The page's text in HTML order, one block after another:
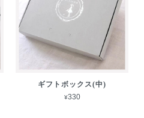
ギフトボックス(中)
¥330